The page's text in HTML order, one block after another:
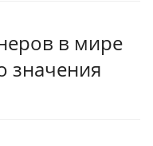
в мире
значения